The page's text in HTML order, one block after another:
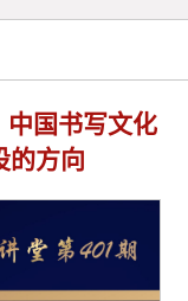
中国书写文化
的方向